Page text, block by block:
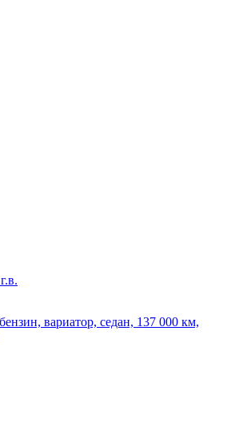
вариатор, седан, 137 000 км,